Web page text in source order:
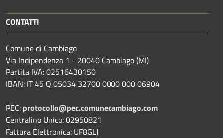
CONTATTI
Comune di Cambiago
Via Indipendenza 1 - 20040 Cambiago (MI)
Partita IVA: 02516430150
IBAN: IT 45 Q 05034 32700 0000 000 06904
PEC: protocollo@pec.comunecambiago.com
Centralino Unico: 02950821
Fattura Elettronica: UF8GLJ